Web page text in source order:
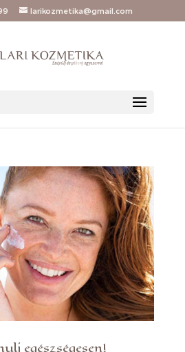
larikozmetika@gmail.com
egészségesen!